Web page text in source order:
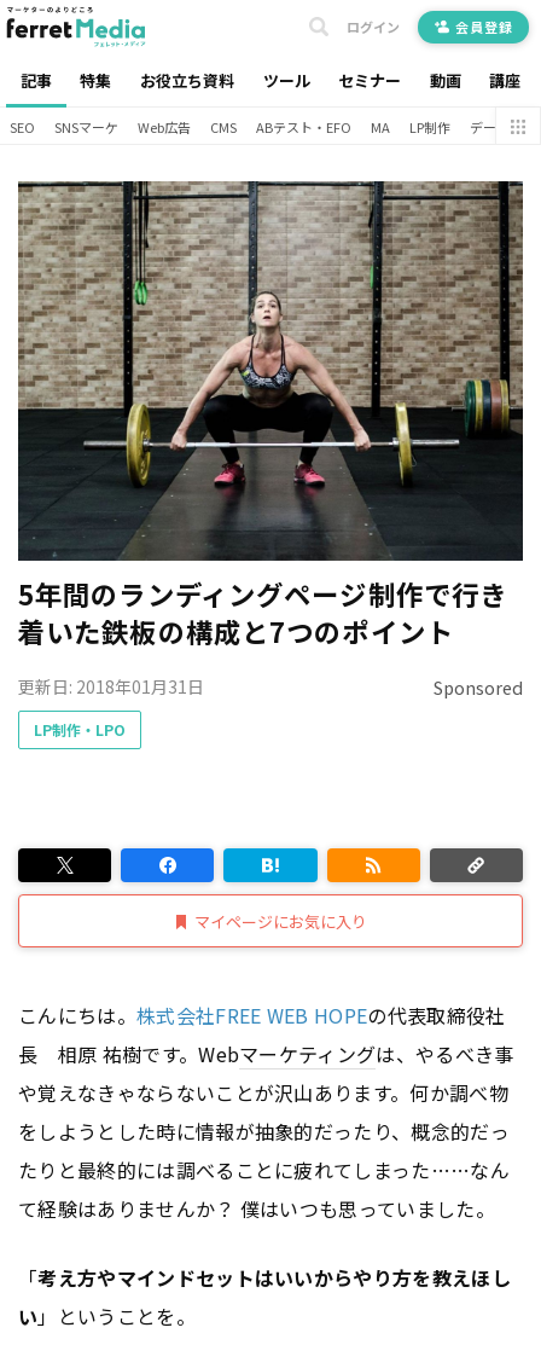
記事 特集 お役立ち資料 ツール セミナー 動画 講座
ログイン 会員登録
SEO SNSマーケ Web広告 CMS ABテスト・EFO MA LP制作 データ分析
5年間のランディングページ制作で行き
着いた鉄板の構成と7つのポイント
Sponsored
更新日: 2018年01月31日
LP制作・LPO
マイページにお気に入り
こんにちは。 株式会社FREE WEB HOPEの代表取締役社
長 相原 祐樹です。Webマーケティングは、やるべき事
や覚えなきゃならないことが沢山あります。何か調べ物
をしようとした時に情報が抽象的だったり、概念的だっ
たりと最終的には調べることに疲れてしまった……なん
て経験はありませんか？ 僕はいつも思っていました。
「考え方やマインドセットはいいからやり方を教えほし
い」ということを。